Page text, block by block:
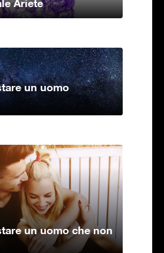
Ariete
un uomo
un uomo che non